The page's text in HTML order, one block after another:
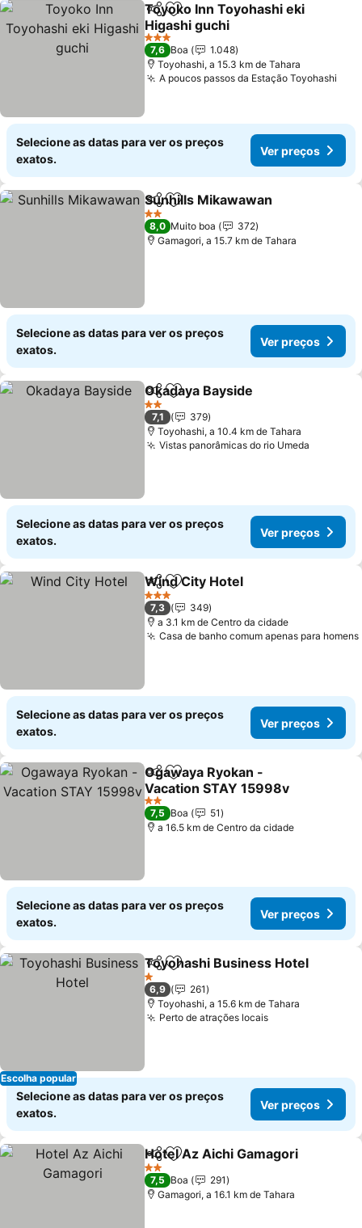
PartilharAdicionar aos favoritos
Toyoko Inn Toyohashi eki
Higashi guchi
3 Estrelas
7,6 Boa
1.048
Toyohashi, a 15.3 km de Tahara
A poucos passos da Estação Toyohashi
Selecione as datas para ver os preços
exatos.
Ver preços
PartilharAdicionar aos favoritos
Sunhills Mikawawan
2 Estrelas
8,0 Muito boa
372
Gamagori, a 15.7 km de Tahara
Selecione as datas para ver os preços
exatos.
Ver preços
PartilharAdicionar aos favoritos
Okadaya Bayside
2 Estrelas
7,1
379
Toyohashi, a 10.4 km de Tahara
Vistas panorâmicas do rio Umeda
Selecione as datas para ver os preços
exatos.
Ver preços
PartilharAdicionar aos favoritos
Wind City Hotel
3 Estrelas
7,3
349
a 3.1 km de Centro da cidade
Casa de banho comum apenas para homens
Selecione as datas para ver os preços
exatos.
Ver preços
PartilharAdicionar aos favoritos
Ogawaya Ryokan -
Vacation STAY 15998v
2 Estrelas
7,5 Boa
51
a 16.5 km de Centro da cidade
Selecione as datas para ver os preços
exatos.
Ver preços
Escolha popular
PartilharAdicionar aos favoritos
Toyohashi Business Hotel
1 Estrelas
6,9
261
Toyohashi, a 15.6 km de Tahara
Perto de atrações locais
Selecione as datas para ver os preços
exatos.
Ver preços
PartilharAdicionar aos favoritos
Hotel Az Aichi Gamagori
2 Estrelas
7,5 Boa
291
Gamagori, a 16.1 km de Tahara